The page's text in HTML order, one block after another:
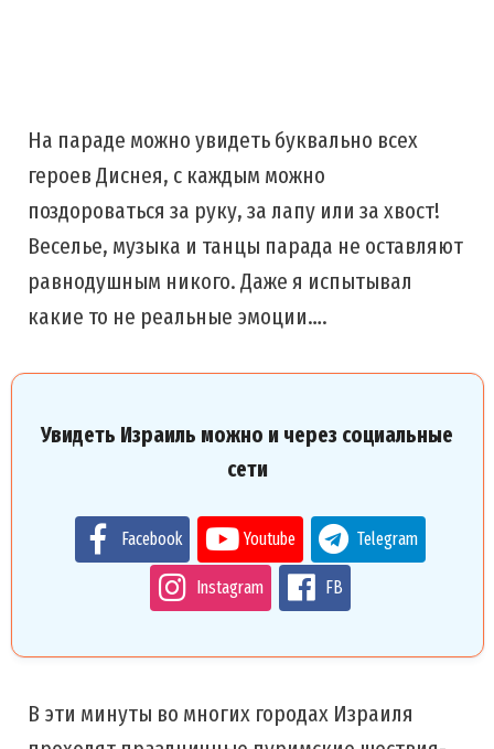
На параде можно увидеть буквально всех
героев Диснея, с каждым можно
поздороваться за руку, за лапу или за хвост!
Веселье, музыка и танцы парада не оставляют
равнодушным никого. Даже я испытывал
какие то не реальные эмоции….
Увидеть Израиль можно и через социальные
сети
Facebook Youtube Telegram
Instagram FB
В эти минуты во многих городах Израиля